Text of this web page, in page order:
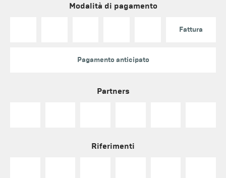
Modalità di pagamento
Fattura
Pagamento anticipato
Partners
Riferimenti